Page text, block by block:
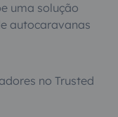
uma solução
autocaravanas
no Trusted